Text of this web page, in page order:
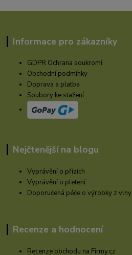
Informace pro zákazníky
GDPR Ochrana soukromí
Obchodní podmínky
Doprava a platba
Soubory ke stažení
Nejčtenější na blogu
Vyprávění o přízích
Vyprávění o pletení
Doporučená péče o výrobky z vlny
Recenze a hodnocení
Recenze obchodu na Firmy.cz